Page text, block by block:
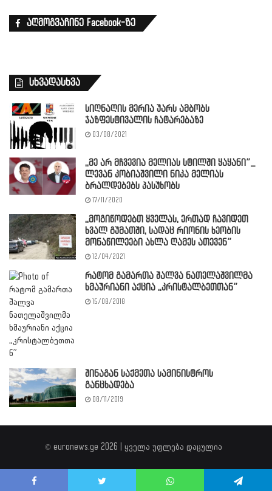
აღმოგვაჩინე Facebook-ზე
სხვადასხვა
სიღნაღის მერია უარს ამბობს
ჯაზფესტივალის ჩატარებაზე
03/08/2021
,,მე არ მჩვევია მელიას სტილში ყაყანი”_
ლევან კობიაშვილი ნიკა მელიას
ბრალდებებს პასუხობს
17/11/2020
,,მოგიწოდებთ ყველას, ერთად ჩავიდეთ
ხვალ გუმათში, სადაც რიონის ხეობის
მონაწილეები ახლა ღამეს ათევენ”
12/04/2021
რატომ გამართა შალვა ნათელაშვილმა
ხმაურიანი აქცია ,,კრისტალბეთთან”
15/08/2018
შინაგან საქმეთა სამინისტროს
განცხადება
08/11/2019
© euronews.ge 2026 | ყველა უფლება დაცულია